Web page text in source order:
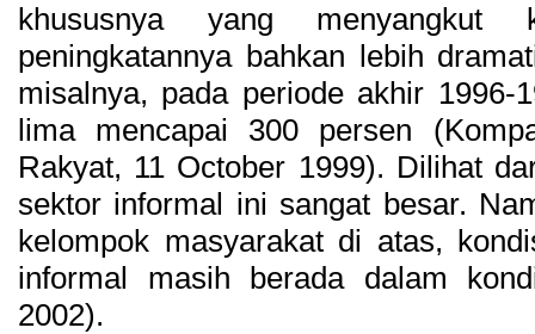
khususnya yang
peningkatannya bahkan lebih
misalnya, pada periode akhir 1996-
lima mencapai 300 persen
Rakyat, 11 October 1999). Dilihat
sektor informal ini sangat besar.
kelompok masyarakat di atas,
informal masih berada dalam
2002).